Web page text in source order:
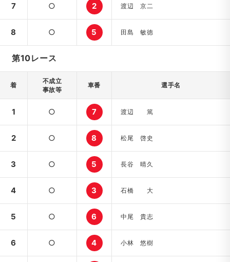
7 ○ 2 渡辺 京二
8 ○ 5 田島 敏徳
第10レース
着
不成立
事故等
車番 選手名
1 ○ 7 渡辺 篤
2 ○ 8 松尾 啓史
3 ○ 5 長谷 晴久
4 ○ 3 石橋 大
5 ○ 6 中尾 貴志
6 ○ 4 小林 悠樹